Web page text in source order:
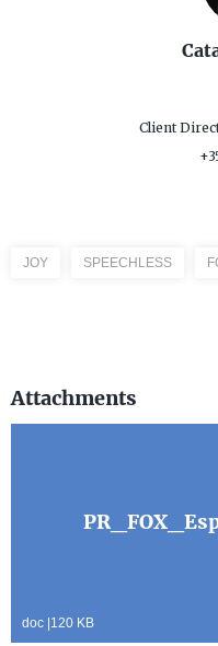
Client
JOY SPEECHLESS
Attachments
doc 120 KB